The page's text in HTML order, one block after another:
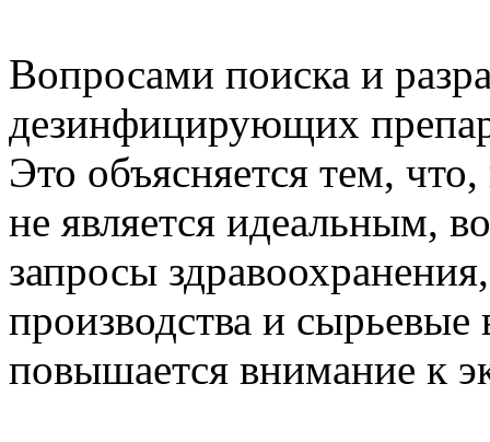
Вопросами поиска и
дезинфицирующих
Это объясняется тем,
не является идеальным,
запросы
производства и
повышается внимание к